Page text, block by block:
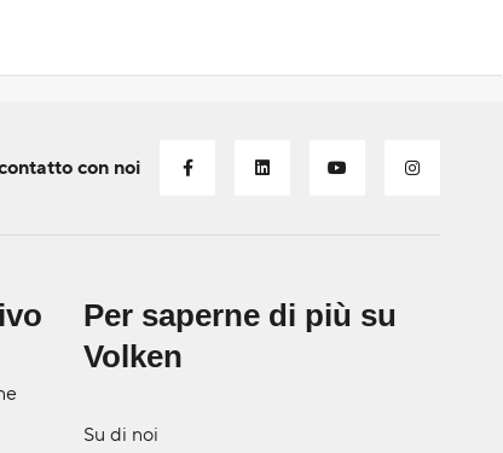
con noi
Per saperne di più su
Volken
Su di noi